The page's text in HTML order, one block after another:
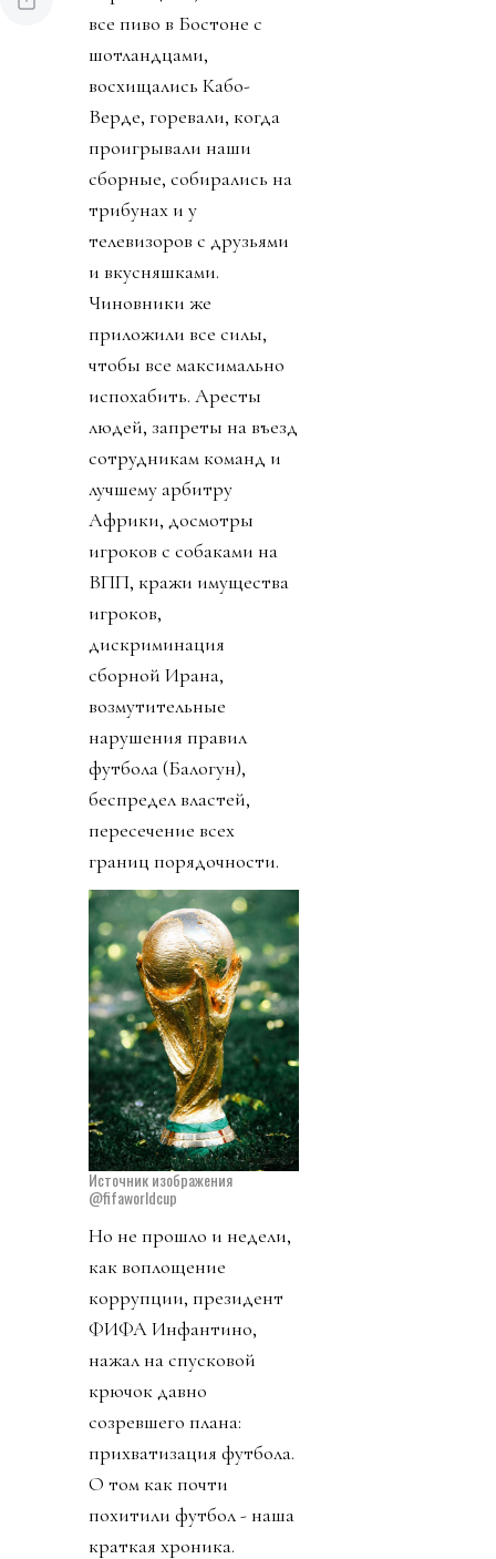
все пиво в Бостоне с
шотландцами,
восхищались Кабо-
Верде, горевали, когда
проигрывали наши
сборные, собирались на
трибунах и у
телевизоров с друзьями
и вкусняшками.
Чиновники же
приложили все силы,
чтобы все максимально
испохабить. Аресты
людей, запреты на въезд
сотрудникам команд и
лучшему арбитру
Африки, досмотры
игроков с собаками на
ВПП, кражи имущества
игроков,
дискриминация
сборной Ирана,
возмутительные
нарушения правил
футбола (Балогун),
беспредел властей,
пересечение всех
границ порядочности.
Источник изображения
@fifaworldcup
Но не прошло и недели,
как воплощение
коррупции, президент
ФИФА Инфантино,
нажал на спусковой
крючок давно
созревшего плана:
прихватизация футбола.
О том как почти
похитили футбол - наша
краткая хроника.